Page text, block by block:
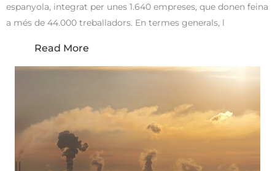
espanyola, integrat per unes 1.640 empreses, que donen feina
a més de 44.000 treballadors. En termes generals, l
Read More